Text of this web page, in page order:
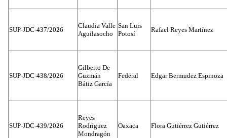
SUP-JDC-437/2026
Claudia Valle
Aguilasocho
San Luis
Potosí
Rafael Reyes Martínez
SUP-JDC-438/2026
Gilberto De
Guzmán
Bátiz García
Federal Edgar Bermudez Espinoza
SUP-JDC-439/2026
Reyes
Rodríguez
Mondragón
Oaxaca Flora Gutiérrez Gutiérrez